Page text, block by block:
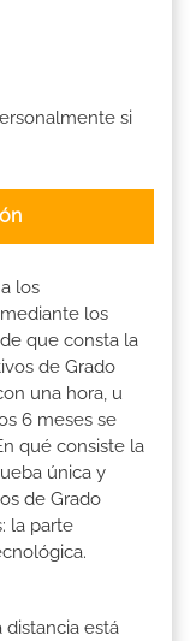
si
los
los
que consta la
de Grado
una hora, u
6 meses se
qué consiste la
única y
de Grado
la parte
está